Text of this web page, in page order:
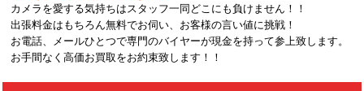
カメラを愛する気持ちはスタッフ一同どこにも負けません！！
出張料金はもちろん無料でお伺い、お客様の言い値に挑戦！
お電話、メールひとつで専門のバイヤーが現金を持って参上致します。
お手間なく高価お買取をお約束致します！！